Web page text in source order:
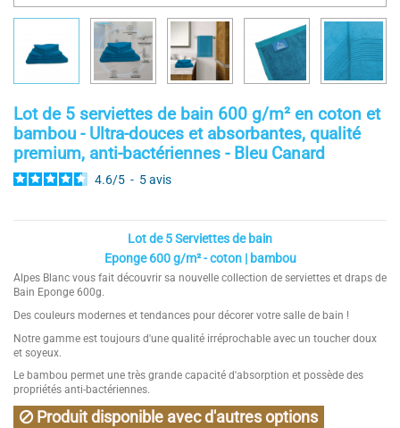
Lot de 5 serviettes de bain 600 g/m² en coton et
bambou - Ultra-douces et absorbantes, qualité
premium, anti-bactériennes - Bleu Canard
4.6/5 - 5avis
Lot de 5 Serviettes de bain
Eponge 600 g/m² - coton | bambou
Alpes Blanc vous fait découvrir sa nouvelle collection de serviettes et draps de
Bain Eponge 600g.
Des couleurs modernes et tendances pour décorer votre salle de bain !
Notre gamme est toujours d'une qualité irréprochable avec un toucher doux
et soyeux.
Le bambou permet une très grande capacité d'absorption et possède des
propriétés anti-bactériennes.
Produit disponible avec d'autres options